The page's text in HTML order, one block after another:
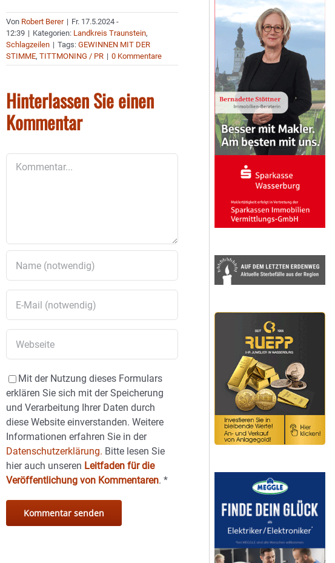
Von Robert Berer | Fr. 17.5.2024 -
12:39 | Kategorien: Landkreis Traunstein,
Schlagzeilen | Tags:GEWINNEN MIT DER
STIMME,TITTMONING / PR | 0 Kommentare
Hinterlassen Sie einen
Kommentar
Mit der Nutzung dieses Formulars
erklären Sie sich mit der Speicherung
und Verarbeitung Ihrer Daten durch
diese Website einverstanden. Weitere
Informationen erfahren Sie in der
Datenschutzerklärung. Bitte lesen Sie
hier auch unseren Leitfaden für die
Veröffentlichung von Kommentaren.*